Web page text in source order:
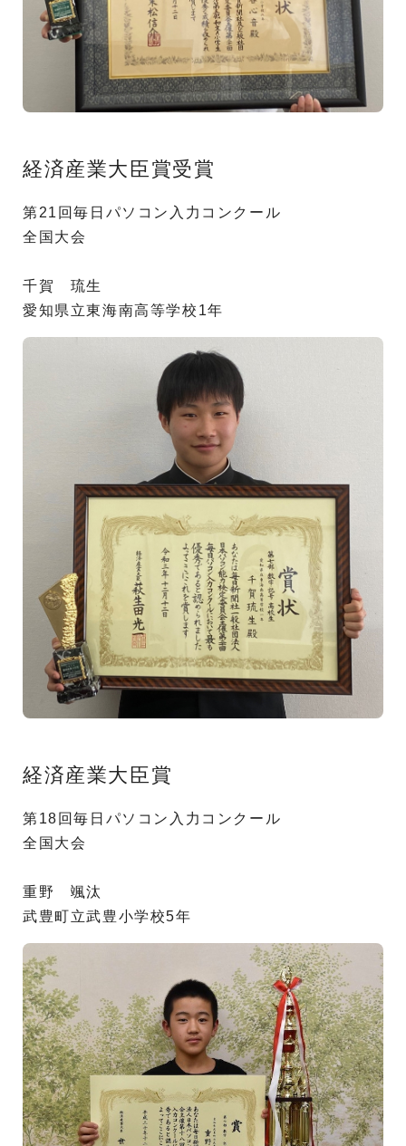
経済産業大臣賞受賞
第21回毎日パソコン入力コンクール
全国大会
千賀 琉生
愛知県立東海南高等学校1年
経済産業大臣賞
第18回毎日パソコン入力コンクール
全国大会
重野 颯汰
武豊町立武豊小学校5年